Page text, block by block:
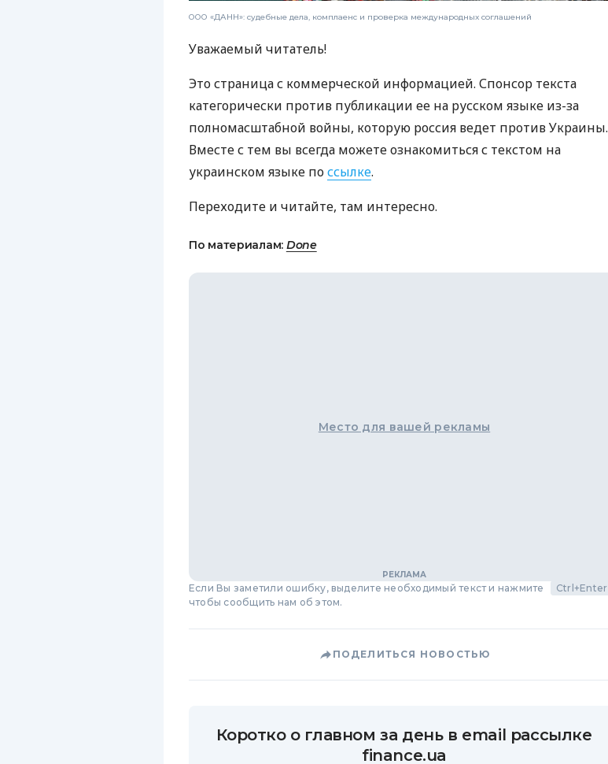
ООО «ДАНН»: судебные дела, комплаенс и проверка международных соглашений
Уважаемый читатель!
Это страница с коммерческой информацией. Спонсор текста
категорически против публикации ее на русском языке из-за
полномасштабной войны, которую россия ведет против Украины.
Вместе с тем вы всегда можете ознакомиться с текстом на
украинском языке поссылке.
Переходите и читайте, там интересно.
По материалам: Done
Место для вашей рекламы
Если Вы заметили ошибку, выделите необходимый текст и нажмите Ctrl+Enter
чтобы сообщить нам об этом.
ПОДЕЛИТЬСЯ НОВОСТЬЮ
Коротко о главном за день в email рассылке
finance.ua